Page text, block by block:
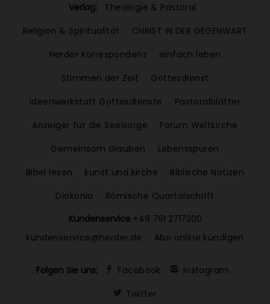
Verlag:
Theologie & Pastoral
Religion & Spiritualität
CHRIST IN DER GEGENWART
Herder Korrespondenz
einfach leben
Stimmen der Zeit
Gottesdienst
Ideenwerkstatt Gottesdienste
Pastoralblätter
Anzeiger für die Seelsorge
Forum Weltkirche
Gemeinsam Glauben
Lebensspuren
Bibel lesen
kunst und kirche
Biblische Notizen
Diakonia
Römische Quartalschrift
Kundenservice +49 761 2717200
kundenservice@herder.de
Abo online kündigen
Folgen Sie uns: Facebook
Instagram
Twitter